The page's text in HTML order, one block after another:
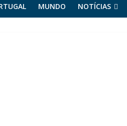
MUNDO NOTÍCIAS